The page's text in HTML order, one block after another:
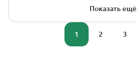
Показать ещё
1 2 3